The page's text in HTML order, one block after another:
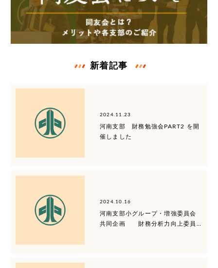
新着記事
2024.11.23
河南支部 財務勉強会PART2 を開
催しました
2024.10.16
河南支部小グループ・増強委員会
共同企画 財務分析力向上委員…